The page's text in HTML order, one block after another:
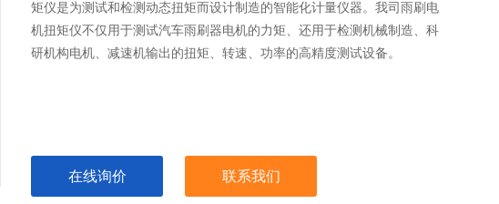
矩仪是为测试和检测动态扭矩而设计制造的智能化计量仪器。我司雨刷电
机扭矩仪不仅用于测试汽车雨刷器电机的力矩、还用于检测机械制造、科
研机构电机、减速机输出的扭矩、转速、功率的高精度测试设备。
在线询价 联系我们